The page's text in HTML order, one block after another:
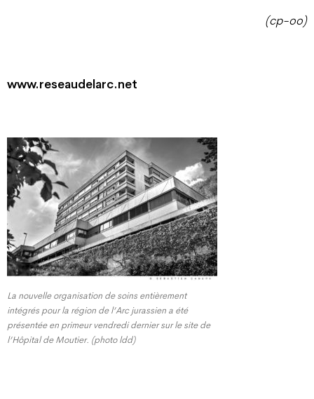
(cp-oo)
www.reseaudelarc.net
La nouvelle organisation de soins entièrement
intégrés pour la région de l’Arc jurassien a été
présentée en primeur vendredi dernier sur le site de
l’Hôpital de Moutier. (photo ldd)